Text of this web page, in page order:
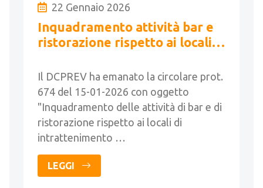
22 Gennaio 2026
Inquadramento attività bar e
ristorazione rispetto ai locali
spettacolo
Il DCPREV ha emanato la circolare prot.
674 del 15-01-2026 con oggetto
"Inquadramento delle attività di bar e di
ristorazione rispetto ai locali di
intrattenimento …
LEGGI